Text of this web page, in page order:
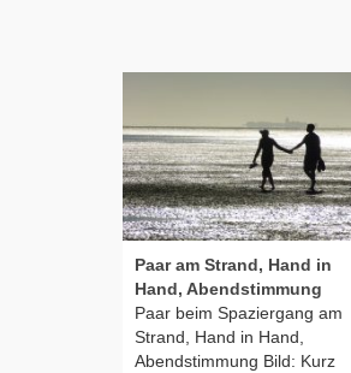
Paar am Strand, Hand in
Hand, Abendstimmung
Paar beim Spaziergang am
Strand, Hand in Hand,
Abendstimmung Bild: Kurz